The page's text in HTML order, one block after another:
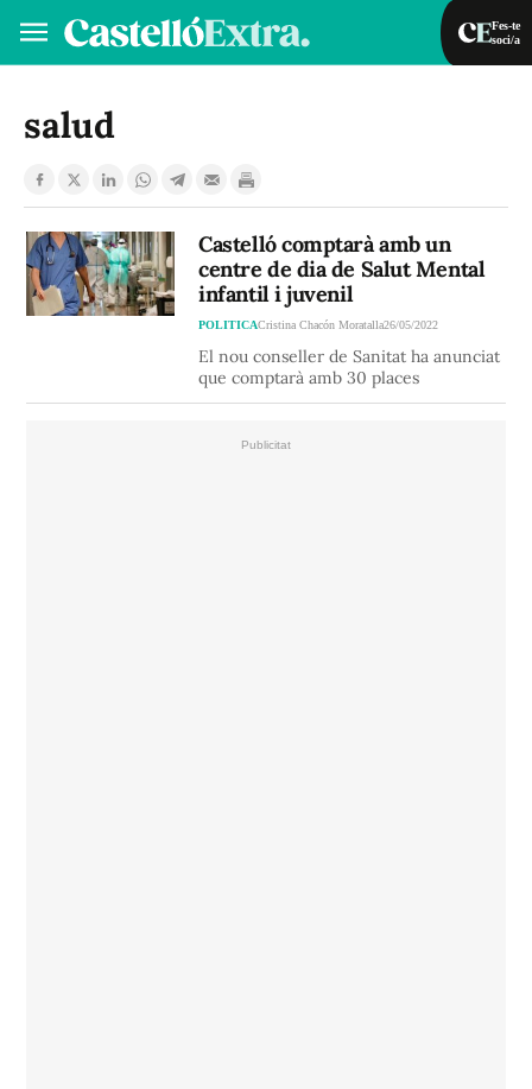
Fes-te
soci/a
VA
salud
Castelló comptarà amb un
centre de dia de Salut Mental
infantil i juvenil
POLITICACristina Chacón Moratalla26/05/2022
El nou conseller de Sanitat ha anunciat
que comptarà amb 30 places